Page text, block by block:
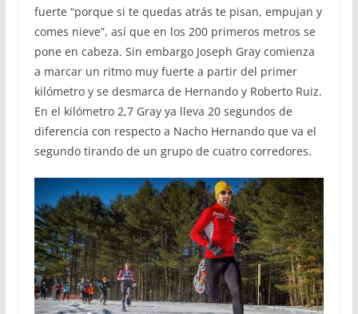
fuerte “porque si te quedas atrás te pisan, empujan y
comes nieve”, así que en los 200 primeros metros se
pone en cabeza. Sin embargo Joseph Gray comienza
a marcar un ritmo muy fuerte a partir del primer
kilómetro y se desmarca de Hernando y Roberto Ruiz.
En el kilómetro 2,7 Gray ya lleva 20 segundos de
diferencia con respecto a Nacho Hernando que va el
segundo tirando de un grupo de cuatro corredores.